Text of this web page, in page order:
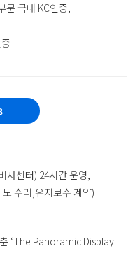
국내 KC인증,
사센터) 24시간 운영,
수리,유지보수 계약)
‘The Panoramic Display